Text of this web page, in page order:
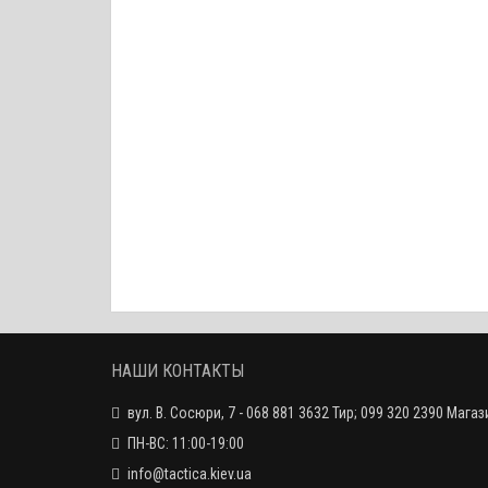
НАШИ КОНТАКТЫ
вул. В. Сосюри, 7 - 068 881 3632 Тир; 099 320 2390
ПН-ВС: 11:00-19:00
info@tactica.kiev.ua